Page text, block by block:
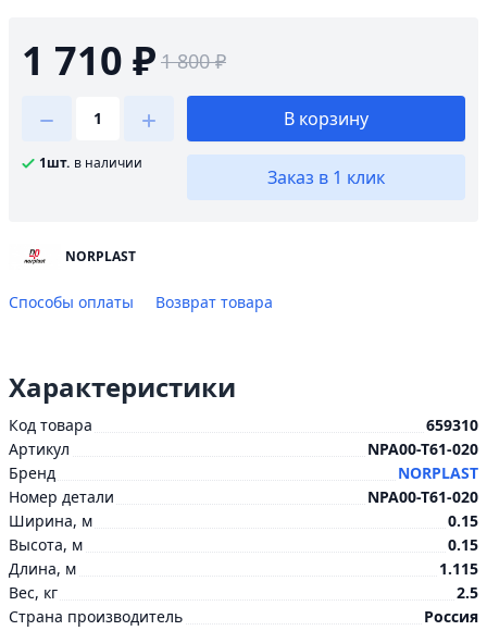
1 710 ₽ 1 800 ₽
1шт. в наличии
В корзину
Заказ в 1 клик
NORPLAST
Способы оплаты Возврат товара
Характеристики
Код товара
659310
Артикул
NPA00-T61-020
Бренд
NORPLAST
Номер детали
NPA00-T61-020
Ширина, м
0.15
Высота, м
0.15
Длина, м
1.115
Вес, кг
2.5
Страна производитель
Россия